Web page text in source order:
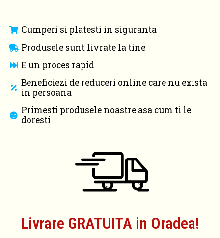
Cumperi si platesti in siguranta
Produsele sunt livrate la tine
E un proces rapid
Beneficiezi de reduceri online care nu exista
in persoana
Primesti produsele noastre asa cum ti le
doresti
Livrare GRATUITA in Oradea!